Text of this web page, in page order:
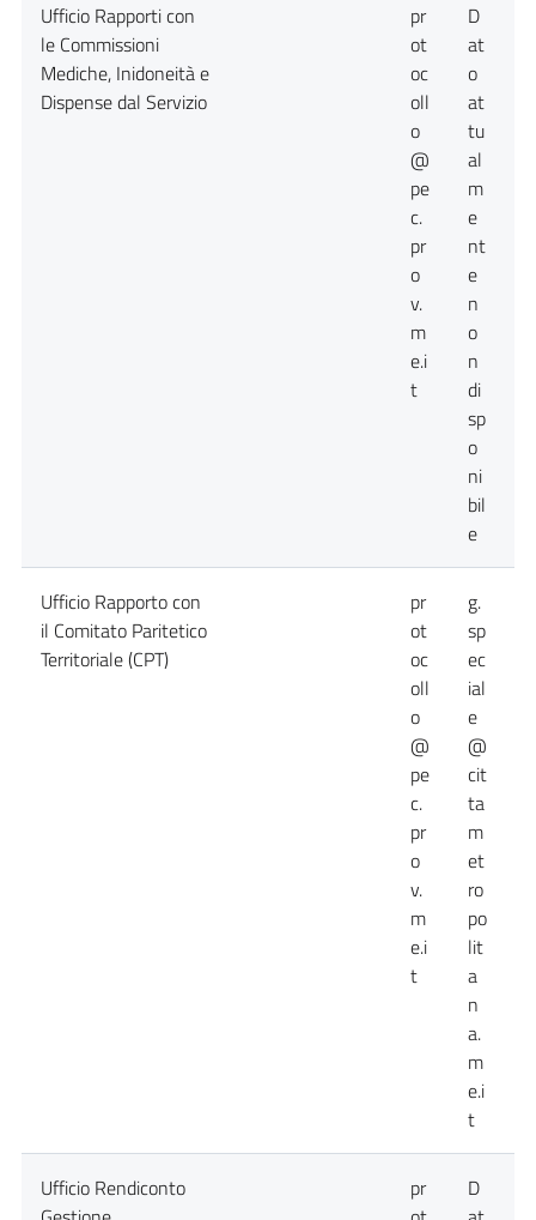
Ufficio Rapporti con
le Commissioni
Mediche, Inidoneità e
Dispense dal Servizio
pr
ot
oc
oll
o
@
pe
c.
pr
o
v.
m
e.i
t
D
at
o
at
tu
al
m
e
nt
e
n
o
n
di
sp
o
ni
bil
e
Ufficio Rapporto con
il Comitato Paritetico
Territoriale (CPT)
pr
ot
oc
oll
o
@
pe
c.
pr
o
v.
m
e.i
t
g.
sp
ec
ial
e
@
cit
ta
m
et
ro
po
lit
a
n
a.
m
e.i
t
Ufficio Rendiconto
pr
D